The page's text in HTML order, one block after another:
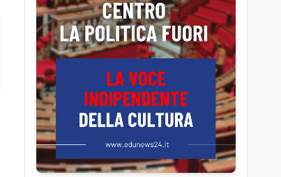
Bernini sul decreto
Tecnologia 8 ago
Il cloaking selettivo di
Time: ads invisibili solo
per i chatbot AI
Mondo8 ago
A Nonthaburi il killer
14enne era bullizzato: la
Lavoro8 ago